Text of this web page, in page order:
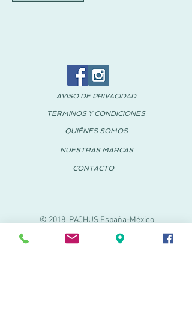
© 2018 PACHUS España-México
AVISO DE PRIVACIDAD
TÉRMINOS Y CONDICIONES
QUIÉNES SOMOS
NUESTRAS MARCAS
CONTACTO
PACHUS VINARÒS